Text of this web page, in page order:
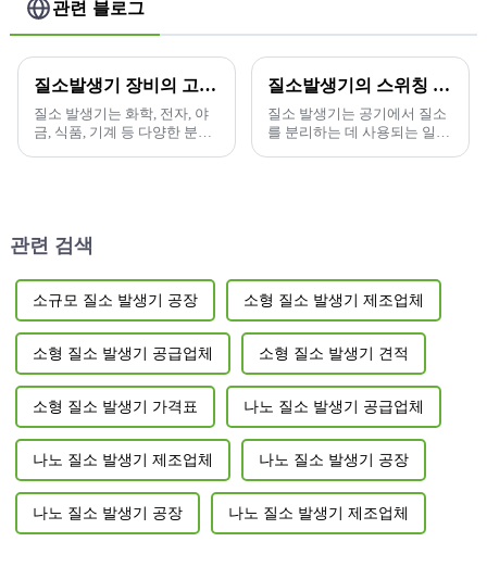
관련 블로그
질소발생기 장비의 고장 및 해결방법
질소 발생기는 화학, 전자, 야
금, 식품, 기계 등 다양한 분야
질소발생기의 스위칭 순서는 무엇입니까?
질소 발생기는 공기에서 질소
를 분리하는 데 사용되는 일반
관련 검색
소규모 질소 발생기 공장 소형 질소 발생기 제조업체
소형 질소 발생기 공급업체 소형 질소 발생기 견적
소형 질소 발생기 가격표 나노 질소 발생기 공급업체
나노 질소 발생기 제조업체 나노 질소 발생기 공장
나노 질소 발생기 공장 나노 질소 발생기 제조업체